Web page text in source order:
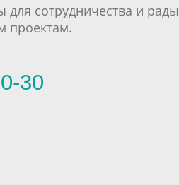
для сотрудничества и рады
проектам.
30